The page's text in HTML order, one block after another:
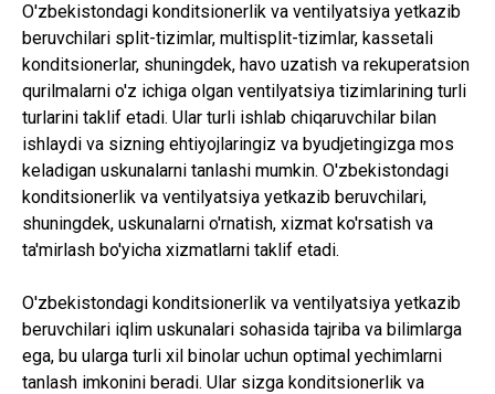
O'zbekistondagi konditsionerlik va ventilyatsiya yetkazib
beruvchilari split-tizimlar, multisplit-tizimlar, kassetali
konditsionerlar, shuningdek, havo uzatish va rekuperatsion
qurilmalarni o'z ichiga olgan ventilyatsiya tizimlarining turli
turlarini taklif etadi. Ular turli ishlab chiqaruvchilar bilan
ishlaydi va sizning ehtiyojlaringiz va byudjetingizga mos
keladigan uskunalarni tanlashi mumkin. O'zbekistondagi
konditsionerlik va ventilyatsiya yetkazib beruvchilari,
shuningdek, uskunalarni o'rnatish, xizmat ko'rsatish va
ta'mirlash bo'yicha xizmatlarni taklif etadi.
O'zbekistondagi konditsionerlik va ventilyatsiya yetkazib
beruvchilari iqlim uskunalari sohasida tajriba va bilimlarga
ega, bu ularga turli xil binolar uchun optimal yechimlarni
tanlash imkonini beradi. Ular sizga konditsionerlik va